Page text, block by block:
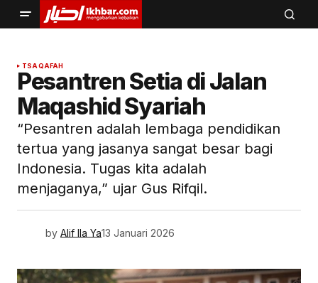
TSAQAFAH
Pesantren Setia di Jalan
Maqashid Syariah
“Pesantren adalah lembaga pendidikan
tertua yang jasanya sangat besar bagi
Indonesia. Tugas kita adalah
menjaganya,” ujar Gus Rifqil.
by Alif Ila Ya13 Januari 2026